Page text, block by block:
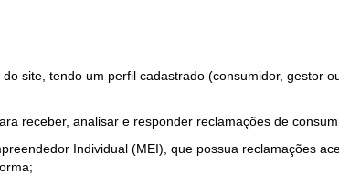
site, tendo um perfil cadastrado (consumidor, gestor
receber, analisar e responder reclamações de
Individual (MEI), que possua reclamações